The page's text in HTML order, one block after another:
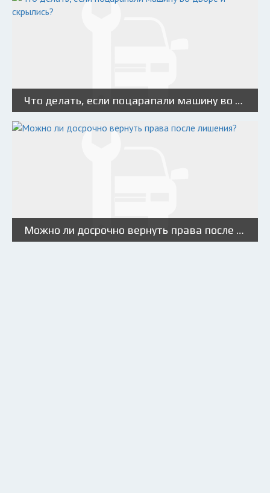
Что делать, если поцарапали машину во дворе и скрылись?
Можно ли досрочно вернуть права после лишения?